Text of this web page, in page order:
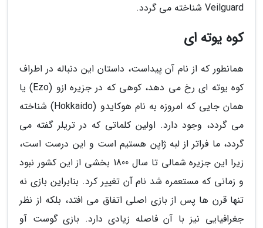
Veilguard شناخته می گردد.
کوه یوته ای
همانطور که از نام آن پیداست، داستان این دنباله در اطراف
کوه یوته ای رخ می دهد، کوهی که در جزیره ازو (Ezo) یا
همان جایی که امروزه به نام هوکایدو (Hokkaido) شناخته
می گردد، وجود دارد. اولین کلماتی که در تریلر گفته می
گردد، ما فراتر از لبه ژاپن هستیم است و این درست است،
زیرا این جزیره شمالی تا سال 1800 بخشی از این کشور نبود
و زمانی که مستعمره شد نام آن تغییر کرد. بنابراین بازی نه
تنها قرن ها پس از بازی اصلی اتفاق می افتد، بلکه از نظر
جغرافیایی نیز با آن فاصله زیادی دارد. بازی گوست آو